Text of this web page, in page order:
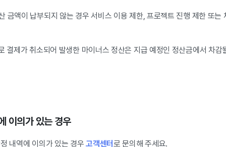
금액이 납부되지 않는 경우 서비스 이용 제한, 프로젝트 진행 제한 또는
결제가 취소되어 발생한 마이너스 정산은 지급 예정인 정산금에서 차감
이의가 있는 경우
내역에 이의가 있는 경우 고객센터로 문의해 주세요.